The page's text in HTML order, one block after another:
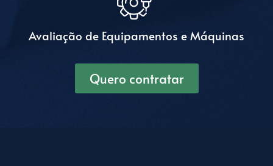
Avaliação de Equipamentos e Máquinas
Quero contratar